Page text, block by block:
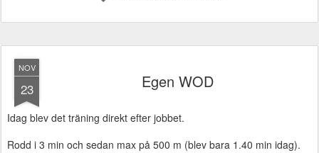
NOV
23 Egen WOD
Idag blev det träning direkt efter jobbet.
Rodd i 3 min och sedan max på 500 m (blev bara 1.40 min idag).